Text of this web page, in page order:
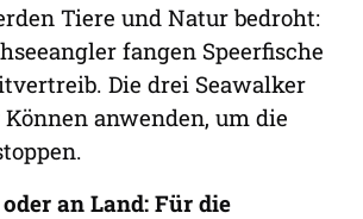
Tiere und Natur bedroht:
fangen Speerfische
Die drei Seawalker
anwenden, um die
an Land: Für die